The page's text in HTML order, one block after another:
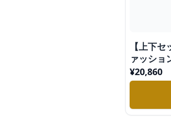
【上下
ァッシ
ツ
¥20,860